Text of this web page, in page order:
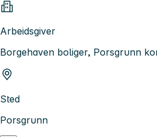
Arbeidsgiver
Borgehaven boliger, Porsgrunn
Sted
Porsgrunn